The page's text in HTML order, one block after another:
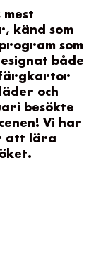
känd som
som
både
färgkartor
och
besökte
Vi har
att lära